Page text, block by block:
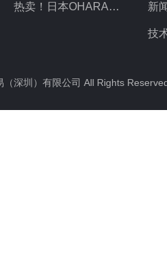
热卖！日本OHARA小原株式 新
技
（深圳）有限公司 All Rights